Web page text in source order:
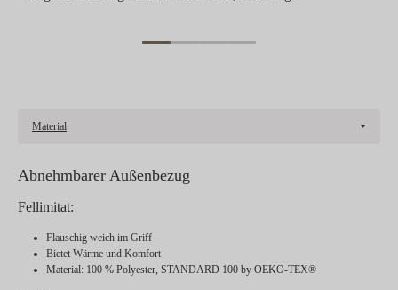
Material
Abnehmbarer Außenbezug
Fellimitat:
Flauschig weich im Griff
Bietet Wärme und Komfort
Material: 100 % Polyester, STANDARD 100 by OEKO-TEX®